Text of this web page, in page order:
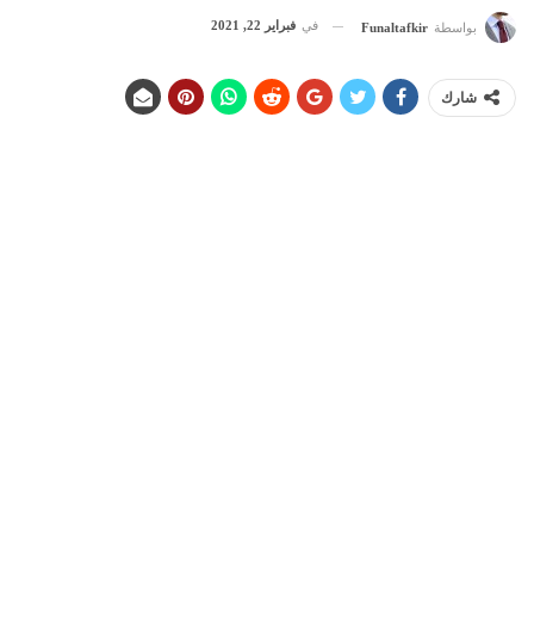
بواسطة Funaltafkir في فبراير 22, 2021
شارك